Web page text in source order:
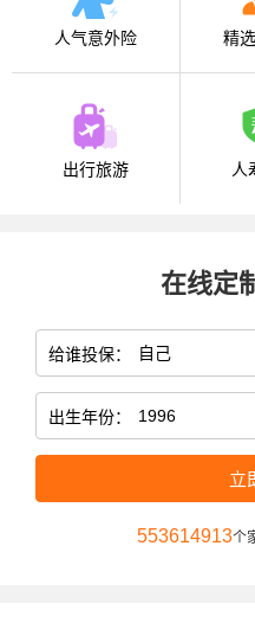
人气意外险 精
出行旅游 人
在线定
给谁投保：
出生年份：
立
553614913个